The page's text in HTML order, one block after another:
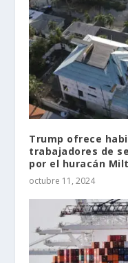
Trump ofrece
trabajadores de
por el huracán
octubre 11, 2024